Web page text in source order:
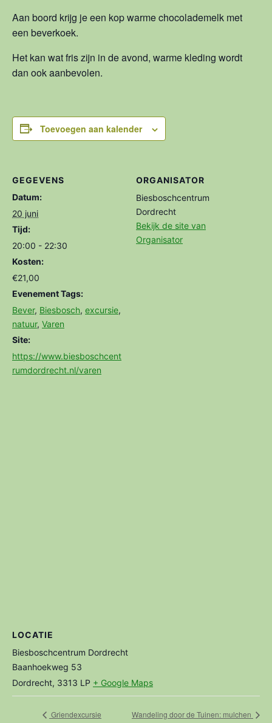
Aan boord krijg je een kop warme chocolademelk met
een beverkoek.
Het kan wat fris zijn in de avond, warme kleding wordt
dan ook aanbevolen.
Toevoegen aan kalender
GEGEVENS
Datum:
20 juni
Tijd:
20:00 - 22:30
Kosten:
€21,00
Evenement Tags:
Bever, Biesbosch, excursie,
natuur, Varen
Site:
https://www.biesboschcent
rumdordrecht.nl/varen
ORGANISATOR
Biesboschcentrum
Dordrecht
Bekijk de site van
Organisator
LOCATIE
Biesboschcentrum Dordrecht
Baanhoekweg 53
Dordrecht, 3313 LP + Google Maps
Griendexcursie Wandeling door de Tuinen: mulchen